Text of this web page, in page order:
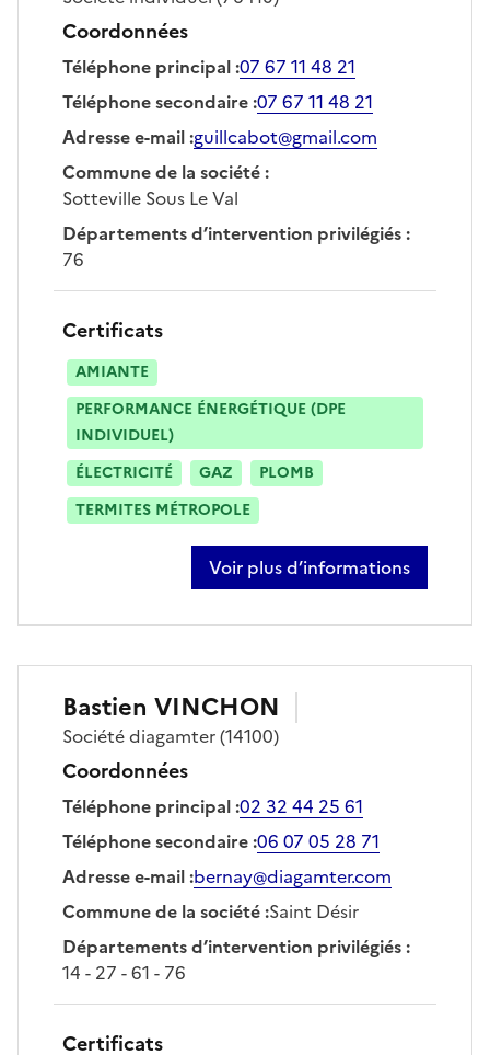
Coordonnées
Téléphone principal:07 67 11 48 21
Téléphone secondaire:07 67 11 48 21
Adresse e-mail:guillcabot@gmail.com
Commune de la société:
Sotteville Sous Le Val
Départements d’intervention privilégiés:
76
Certificats
AMIANTE
PERFORMANCE ÉNERGÉTIQUE (DPE
INDIVIDUEL)
ÉLECTRICITÉ
GAZ
PLOMB
TERMITES MÉTROPOLE
Voir plus d’informations
sur guillaume cabot
Bastien VINCHON
Sociétédiagamter(14100)
Coordonnées
Téléphone principal:02 32 44 25 61
Téléphone secondaire:06 07 05 28 71
Adresse e-mail:bernay@diagamter.com
Commune de la société:Saint Désir
Départements d’intervention privilégiés:
14 - 27 - 61 - 76
Certificats